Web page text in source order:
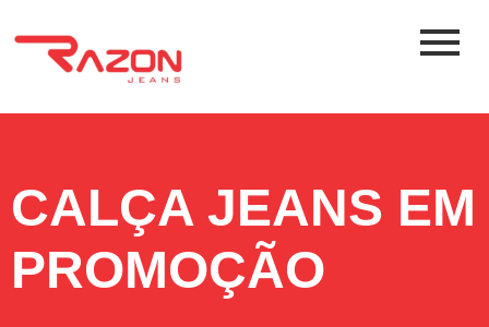
CALÇA JEANS EM
PROMOÇÃO